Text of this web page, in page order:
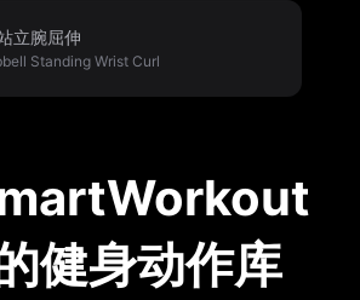
立腕屈伸
Standing Wrist Curl
健身动作库